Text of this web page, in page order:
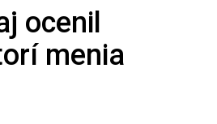
ocenil
menia